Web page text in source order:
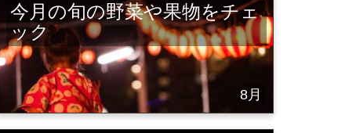
今月の旬の野菜や果物をチェ
ック
8月